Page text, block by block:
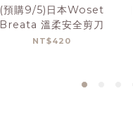
(預購9/5)日本Woset
Breata 溫柔安全剪刀
NT$420